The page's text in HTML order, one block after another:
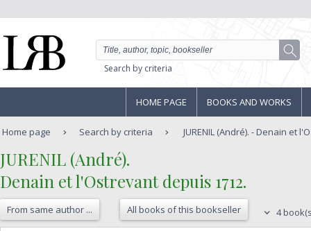
Search by criteria
HOME PAGE BOOKS AND WORKS
Home page Search by criteria JURENIL (André). - Denain et
‎JURENIL (André).‎
‎Denain et l'Ostrevant depuis 1712.‎
From same author ... All books of this bookseller 4